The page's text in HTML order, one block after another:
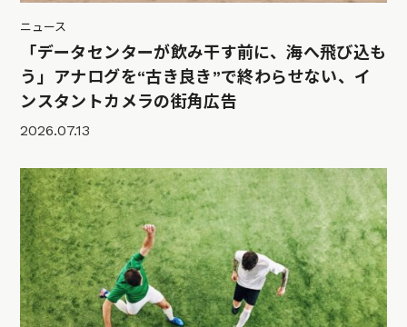
ニュース
「データセンターが飲み干す前に、海へ飛び込も
う」アナログを“古き良き”で終わらせない、イ
ンスタントカメラの街角広告
2026.07.13